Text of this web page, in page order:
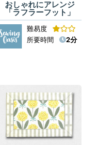
おしゃれにアレンジ
「ラフラーフット」
難易度
所要時間
2分